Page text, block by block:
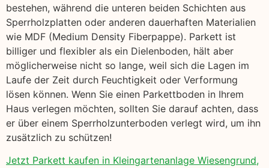
bestehen, während die unteren beiden Schichten aus
Sperrholzplatten oder anderen dauerhaften Materialien
wie MDF (Medium Density Fiberpappe). Parkett ist
billiger und flexibler als ein Dielenboden, hält aber
möglicherweise nicht so lange, weil sich die Lagen im
Laufe der Zeit durch Feuchtigkeit oder Verformung
lösen können. Wenn Sie einen Parkettboden in Ihrem
Haus verlegen möchten, sollten Sie darauf achten, dass
er über einem Sperrholzunterboden verlegt wird, um ihn
zusätzlich zu schützen!
Jetzt Parkett kaufen in Kleingartenanlage Wiesengrund,